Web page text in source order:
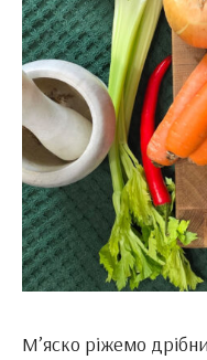
М’яско ріжемо